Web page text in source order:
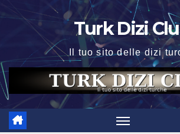
Turk Dizi
Il tuo sito delle dizi